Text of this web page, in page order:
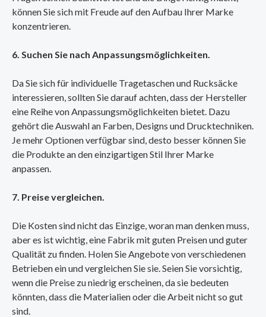
können Sie sich mit Freude auf den Aufbau Ihrer Marke
konzentrieren.
6. Suchen Sie nach Anpassungsmöglichkeiten.
Da Sie sich für individuelle Tragetaschen und Rucksäcke
interessieren, sollten Sie darauf achten, dass der Hersteller
eine Reihe von Anpassungsmöglichkeiten bietet. Dazu
gehört die Auswahl an Farben, Designs und Drucktechniken.
Je mehr Optionen verfügbar sind, desto besser können Sie
die Produkte an den einzigartigen Stil Ihrer Marke
anpassen.
7. Preise vergleichen.
Die Kosten sind nicht das Einzige, woran man denken muss,
aber es ist wichtig, eine Fabrik mit guten Preisen und guter
Qualität zu finden. Holen Sie Angebote von verschiedenen
Betrieben ein und vergleichen Sie sie. Seien Sie vorsichtig,
wenn die Preise zu niedrig erscheinen, da sie bedeuten
könnten, dass die Materialien oder die Arbeit nicht so gut
sind.